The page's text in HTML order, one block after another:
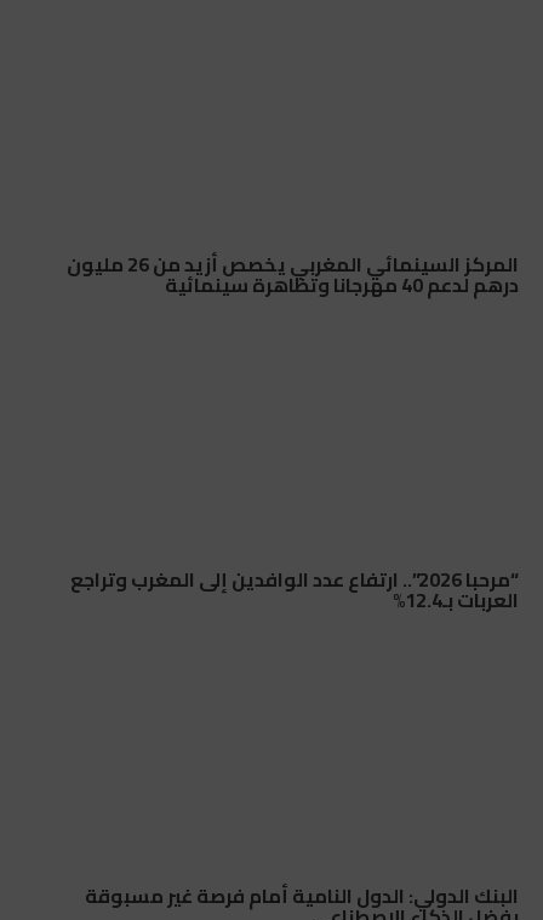
المركز السينمائي المغربي يخصص أزيد من 26 مليون
درهم لدعم 40 مهرجانا وتظاهرة سينمائية
“مرحبا 2026”.. ارتفاع عدد الوافدين إلى المغرب وتراجع
العربات بـ12.4%
البنك الدولي: الدول النامية أمام فرصة غير مسبوقة